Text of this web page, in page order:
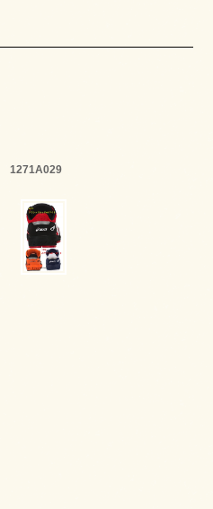
1271A029